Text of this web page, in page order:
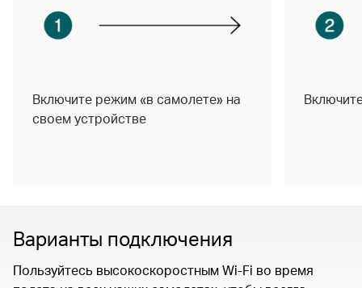
Включите режим «в самолете» на
своем устройстве
Варианты подключения
Пользуйтесь высокоскоростным Wi-Fi во время